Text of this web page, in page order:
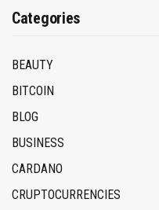
Categories
BEAUTY
BITCOIN
BLOG
BUSINESS
CARDANO
CRUPTOCURRENCIES